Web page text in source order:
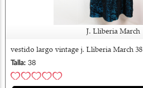
J. Lliberia March
vestido largo vintage j. Lliberia March 38
Talla: 38